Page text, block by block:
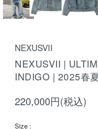
NEXUSVII
NEXUSVII |
INDIGO | 2025春
220,000円(税込)
Size :